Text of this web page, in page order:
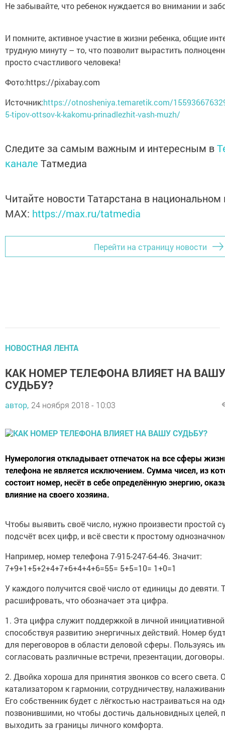
Не забывайте, что ребенок нуждается во внимании и
И помните, активное участие в жизни ребенка, общие
трудную минуту – то, что позволит вырастить
просто счастливого человека!
Фото:https://pixabay.com
Источник:https://otnosheniya.temaretik.com/
5-tipov-ottsov-k-kakomu-prinadlezhit-vash-muzh/
Следите за самым важным и интересным в
канале Татмедиа
Читайте новости Татарстана в
MАХ: https://max.ru/tatmedia
Перейти на страницу новости
НОВОСТНАЯ ЛЕНТА
КАК НОМЕР ТЕЛЕФОНА ВЛИЯЕТ НА ВАШУ
СУДЬБУ?
автор, 24 ноября 2018 - 10:03
Нумерология откладывает отпечаток на все сферы
телефона не является исключением. Сумма чисел, из
состоит номер, несёт в себе определённую энергию,
влияние на своего хозяина.
Чтобы выявить своё число, нужно произвести простой
подсчёт всех цифр, и всё свести к простому
Например, номер телефона 7-915-247-64-46. Значит:
7+9+1+5+2+4+7+6+4+4+6=55= 5+5=10= 1+0=1
У каждого получится своё число от единицы до девяти.
расшифровать, что обозначает эта цифра.
1. Эта цифра служит поддержкой в личной
способствуя развитию энергичных действий. Номер
для переговоров в области деловой сферы. Пользуясь
согласовать различные встречи, презентации, договоры.
2. Двойка хороша для принятия звонков со всего света.
катализатором к гармонии, сотрудничеству,
Его собственник будет с лёгкостью настраиваться на
позвонившими, но чтобы достичь дальновидных целей,
выходить за границы личного комфорта.